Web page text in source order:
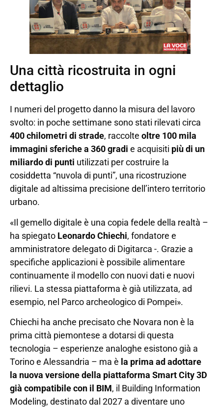
Una città ricostruita in ogni
dettaglio
I numeri del progetto danno la misura del lavoro
svolto: in poche settimane sono stati rilevati circa
400 chilometri di strade, raccolte oltre 100 mila
immagini sferiche a 360 gradi e acquisiti più di un
miliardo di punti utilizzati per costruire la
cosiddetta “nuvola di punti”, una ricostruzione
digitale ad altissima precisione dell’intero territorio
urbano.
«Il gemello digitale è una copia fedele della realtà –
ha spiegato Leonardo Chiechi, fondatore e
amministratore delegato di Digitarca -. Grazie a
specifiche applicazioni è possibile alimentare
continuamente il modello con nuovi dati e nuovi
rilievi. La stessa piattaforma è già utilizzata, ad
esempio, nel Parco archeologico di Pompei».
Chiechi ha anche precisato che Novara non è la
prima città piemontese a dotarsi di questa
tecnologia – esperienze analoghe esistono già a
Torino e Alessandria – ma è la prima ad adottare
la nuova versione della piattaforma Smart City 3D
già compatibile con il BIM, il Building Information
Modeling, destinato dal 2027 a diventare uno